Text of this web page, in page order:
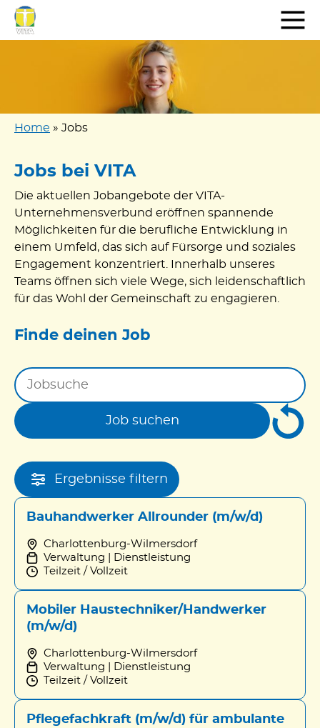
Home » Jobs
Jobs bei VITA
Die aktuellen Jobangebote der VITA-
Unternehmensverbund eröffnen spannende
Möglichkeiten für die berufliche Entwicklung in
einem Umfeld, das sich auf Fürsorge und soziales
Engagement konzentriert. Innerhalb unseres
Teams öffnen sich viele Wege, sich leidenschaftlich
für das Wohl der Gemeinschaft zu engagieren.
Finde deinen Job
Jobsuche
Job suchen
Ergebnisse filtern
Bauhandwerker Allrounder (m/w/d)
Charlottenburg-Wilmersdorf
Verwaltung | Dienstleistung
Teilzeit / Vollzeit
Mobiler Haustechniker/Handwerker
(m/w/d)
Charlottenburg-Wilmersdorf
Verwaltung | Dienstleistung
Teilzeit / Vollzeit
Pflegefachkraft (m/w/d) für ambulante